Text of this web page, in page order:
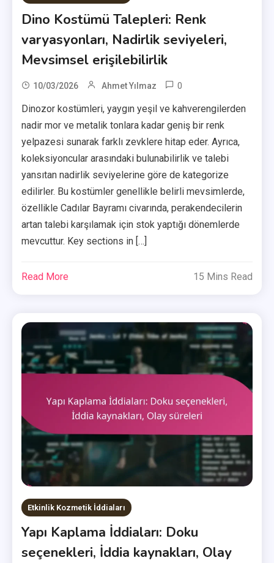
Dino Kostümü Talepleri: Renk
varyasyonları, Nadirlik seviyeleri,
Mevsimsel erişilebilirlik
10/03/2026 Ahmet Yılmaz 0
Dinozor kostümleri, yaygın yeşil ve kahverengilerden
nadir mor ve metalik tonlara kadar geniş bir renk
yelpazesi sunarak farklı zevklere hitap eder. Ayrıca,
koleksiyoncular arasındaki bulunabilirlik ve talebi
yansıtan nadirlik seviyelerine göre de kategorize
edilirler. Bu kostümler genellikle belirli mevsimlerde,
özellikle Cadılar Bayramı civarında, perakendecilerin
artan talebi karşılamak için stok yaptığı dönemlerde
mevcuttur. Key sections in […]
Read More 15 Mins Read
Etkinlik Kozmetik İddiaları
Yapı Kaplama İddiaları: Doku
seçenekleri, İddia kaynakları, Olay